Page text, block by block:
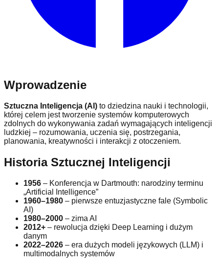
Wprowadzenie
Sztuczna Inteligencja (AI) to dziedzina nauki i technologii,
której celem jest tworzenie systemów komputerowych
zdolnych do wykonywania zadań wymagających inteligencji
ludzkiej – rozumowania, uczenia się, postrzegania,
planowania, kreatywności i interakcji z otoczeniem.
Historia Sztucznej Inteligencji
1956 – Konferencja w Dartmouth: narodziny terminu
„Artificial Intelligence”
1960–1980 – pierwsze entuzjastyczne fale (Symbolic
AI)
1980–2000 – zima AI
2012+ – rewolucja dzięki Deep Learning i dużym
danym
2022–2026 – era dużych modeli językowych (LLM) i
multimodalnych systemów